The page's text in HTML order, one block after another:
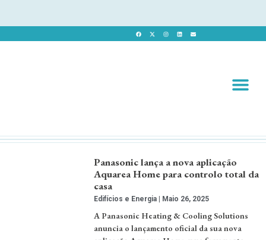
Panasonic lança a nova aplicação
Aquarea Home para controlo total da
casa
Edifícios e Energia Maio 26, 2025
A Panasonic Heating & Cooling Solutions
anuncia o lançamento oficial da sua nova